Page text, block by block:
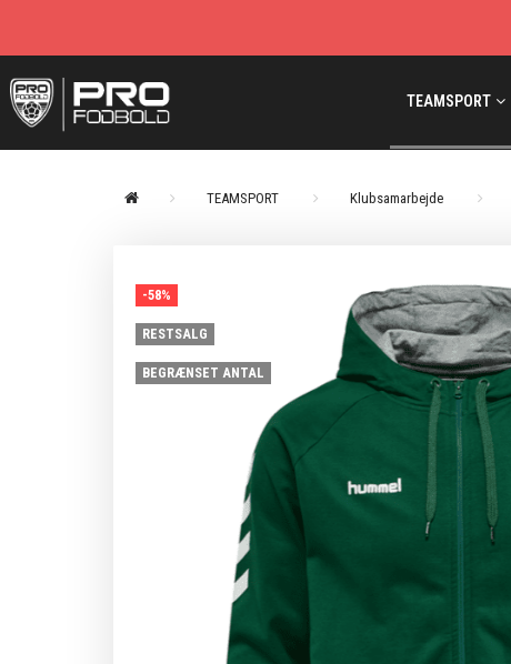
TEAMSPORT
TEAMSPORT Klubsamarbejde
-58%
RESTSALG
BEGRÆNSET ANTAL